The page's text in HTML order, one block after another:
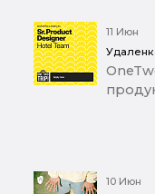
11 Июн
10 Июн